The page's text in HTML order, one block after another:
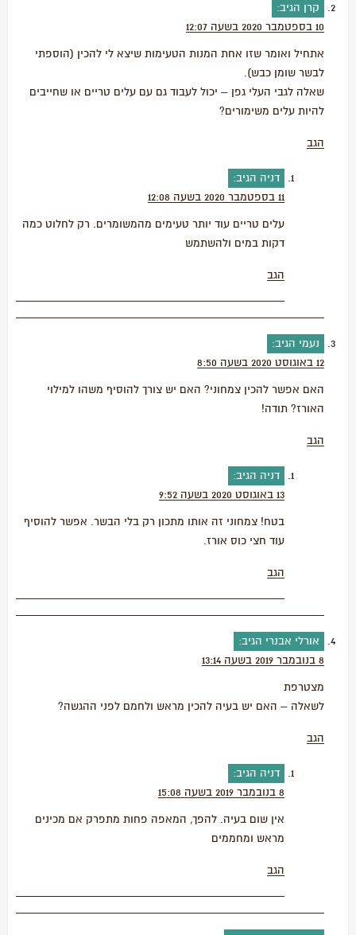
קרן
הגיב:
10 בספטמבר 2020 בשעה 12:07
אתחיל ואומר שזו אחת המנות הטעימות שיצא לי להכין (הוספתי
לבשר שומן כבש).
שאלה לגבי העלי גפן – יכול לעבוד גם עם עלים טריים או שחייבים
להיות עלים משימורים?
הגב
דניה
הגיב:
11 בספטמבר 2020 בשעה 12:08
עלים טריים עוד יותר טעימים מהמשומרים. רק לחלוט כמה
דקות במים ולהשתמש
הגב
נעמי
הגיב:
12 באוגוסט 2020 בשעה 8:50
האם אפשר להכין צמחוני? האם יש צורך להוסיף משהו למילוי
האורז? תודה!
הגב
דניה
הגיב:
13 באוגוסט 2020 בשעה 9:52
בטח! צמחוני זה אותו מתכון רק בלי הבשר. אפשר להוסיף
עוד חצי כוס אורז.
הגב
אורלי אבנרי
הגיב:
8 בנובמבר 2019 בשעה 13:14
מצטרפת
לשאלה – האם יש בעיה להכין מראש ולחמם לפני ההגשה?
הגב
דניה
הגיב:
8 בנובמבר 2019 בשעה 15:08
אין שום בעיה. להפך, המאפה פחות מתפרק אם מכינים
מראש ומחממים
הגב